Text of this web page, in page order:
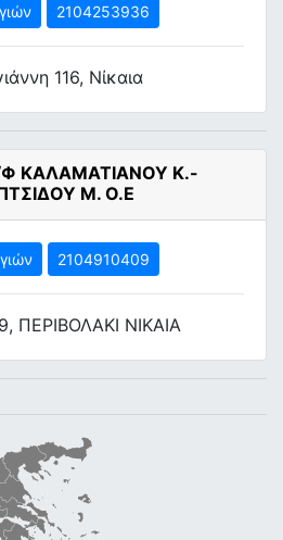
2104253936
116, Νίκαια
Φ ΚΑΛΑΜΑΤΙΑΝΟΥ Κ.-
Μ. Ο.Ε
2104910409
ΠΕΡΙΒΟΛΑΚΙ ΝΙΚΑΙΑ